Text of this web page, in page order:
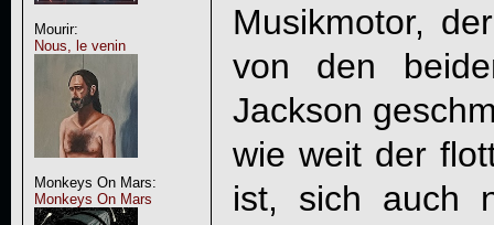
Mourir:
Nous, le venin
Monkeys On Mars:
Monkeys On Mars
Musikmotor,
von den
Jackson
wie weit der
ist, sich auch